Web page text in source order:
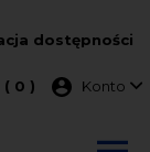
dostępności
( 0 ) Menu
Konto